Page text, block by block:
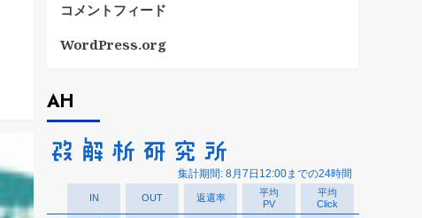
コメントフィード
WordPress.org
AH